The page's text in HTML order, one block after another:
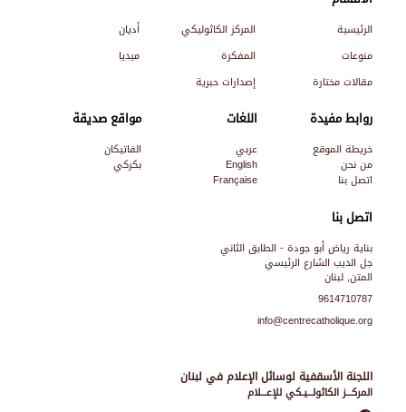
اللجنة الأسقفية لوسائل الإعلام في لبنان
المركـــز الكاثولـــيـكي للإعـــلام
اتصل بنا
بناية رياض أبو جودة - الطابق الثاني
جل الديب الشارع الرئيسي
المتن, لبنان
9614710787
info@centrecatholique.org
الرئيسية المركز الكاثوليكي
أديان
منوعات
المفكرة
ميديا
مقالات مختارة
إصدارات حبرية
روابط مفيدة
خريطة الموقع
من نحن
اتصل بنا
اللغات
عربي
English
Française
مواقع صديقة
الفاتيكان
بكركي